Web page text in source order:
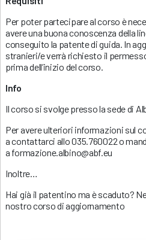
Per poter partecipare al corso è
avere una buona conoscenza della
conseguito la patente di guida. In
stranieri/e verrà richiesto il
prima dell’inizio del corso.
Info
Il corso si svolge presso la sede di
Per avere ulteriori informazioni sul
a contattarci allo 035.760022 o
a formazione.albino@abf.eu
Inoltre…
Hai già il patentino ma è scaduto?
nostro corso di aggiornamento